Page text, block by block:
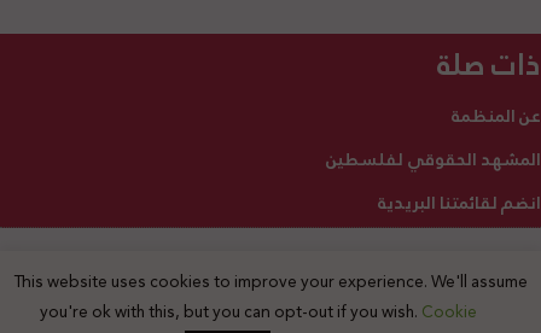
ذات صلة
عن المنظمة
المشهد الحقوقي لفلسطين
انضم لقائمتنا البريدية
2025 © جميع الحقوق محفوظة
This website uses cookies to improve your experience. We'll assume
you're ok with this, but you can opt-out if you wish. Cookie